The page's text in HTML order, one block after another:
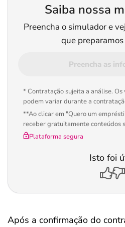
Saiba nossa
Preencha o simulador e
que
Preencha as
* Contratação sujeita a análise.
podem variar durante a
**Ao clicar em "Quero um
receber gratuitamente conteúdos
Plataforma segura
Isto foi
Após a confirmação do